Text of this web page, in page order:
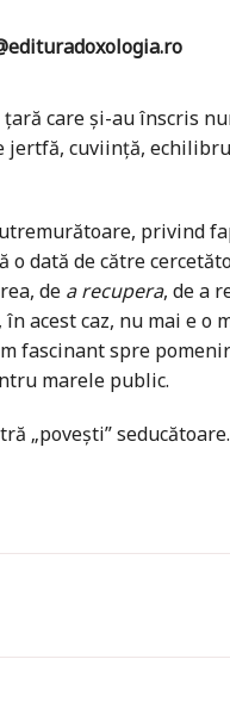
care şi-au înscris
cuviinţă,
privind
o dată de către
de a recupera, de a
în acest caz, nu mai e o
fascinant spre
marele public.